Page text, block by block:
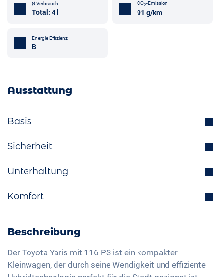
Ø Verbrauch
Total: 4 l
CO2-Emission
91 g/km
Energie Effizienz
B
Ausstattung
Basis
Start-Stop Funktion
Aussenspiegel elektrisch einklappbar
Multifunktionslenkrad
Licht- und Regensensor
Aussenspiegel elektrisch verstellbar
Innenspiegel automatisch abblendend
Sicherheit
Spurhalteassistent
Verkehrszeichenerkennung
Müdigkeitserkennung
Reifendruckkontrolle
Unterhaltung
Sprachsteuerung
Apple Car Play
Android Auto
Komfort
Klimaautomatik
Sitzheizung vorne
Beschreibung
Der Toyota Yaris mit 116 PS ist ein kompakter
Kleinwagen, der durch seine Wendigkeit und effiziente